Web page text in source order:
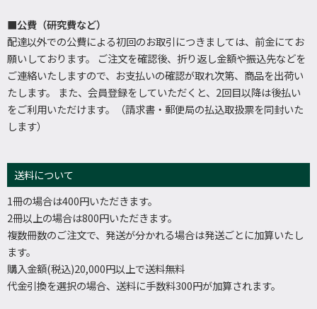
■公費（研究費など）
配達以外での公費による初回のお取引につきましては、前金にてお
願いしております。 ご注文を確認後、折り返し金額や振込先などを
ご連絡いたしますので、お支払いの確認が取れ次第、商品を出荷い
たします。 また、会員登録をしていただくと、2回目以降は後払い
をご利用いただけます。（請求書・郵便局の払込取扱票を同封いた
します）
送料について
1冊の場合は400円いただきます。
2冊以上の場合は800円いただきます。
複数冊数のご注文で、発送が分かれる場合は発送ごとに加算いたし
ます。
購入金額(税込)20,000円以上で送料無料
代金引換を選択の場合、送料に手数料300円が加算されます。